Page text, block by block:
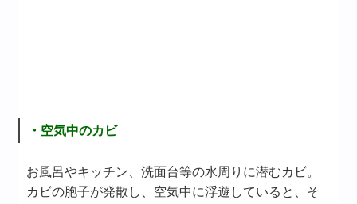
・空気中のカビ
お風呂やキッチン、洗面台等の水周りに潜むカビ。
カビの胞子が発散し、空気中に浮遊していると、そ